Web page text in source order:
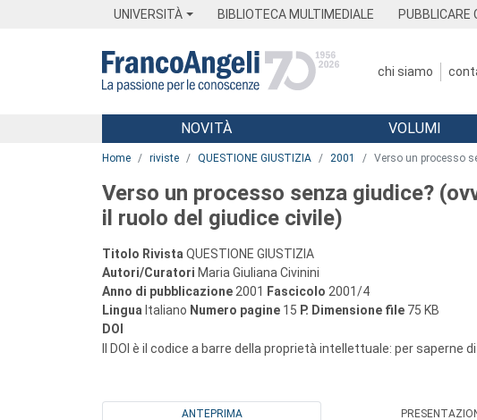
UNIVERSITÀ BIBLIOTECA MULTIMEDIALE PUBBLICARE
chi siamo
Menu
NOVITÀ VOLUMI
Home riviste QUESTIONE GIUSTIZIA 2001 Verso un processo
Verso un processo senza giudice?
il ruolo del giudice civile)
Titolo Rivista QUESTIONE GIUSTIZIA
Autori/Curatori Maria Giuliana Civinini
Anno di pubblicazione 2001 Fascicolo 2001/4
Lingua Italiano Numero pagine 15 P. Dimensione file 75 KB
DOI
Il DOI è il codice a barre della proprietà intellettuale: per saperne
ANTEPRIMA